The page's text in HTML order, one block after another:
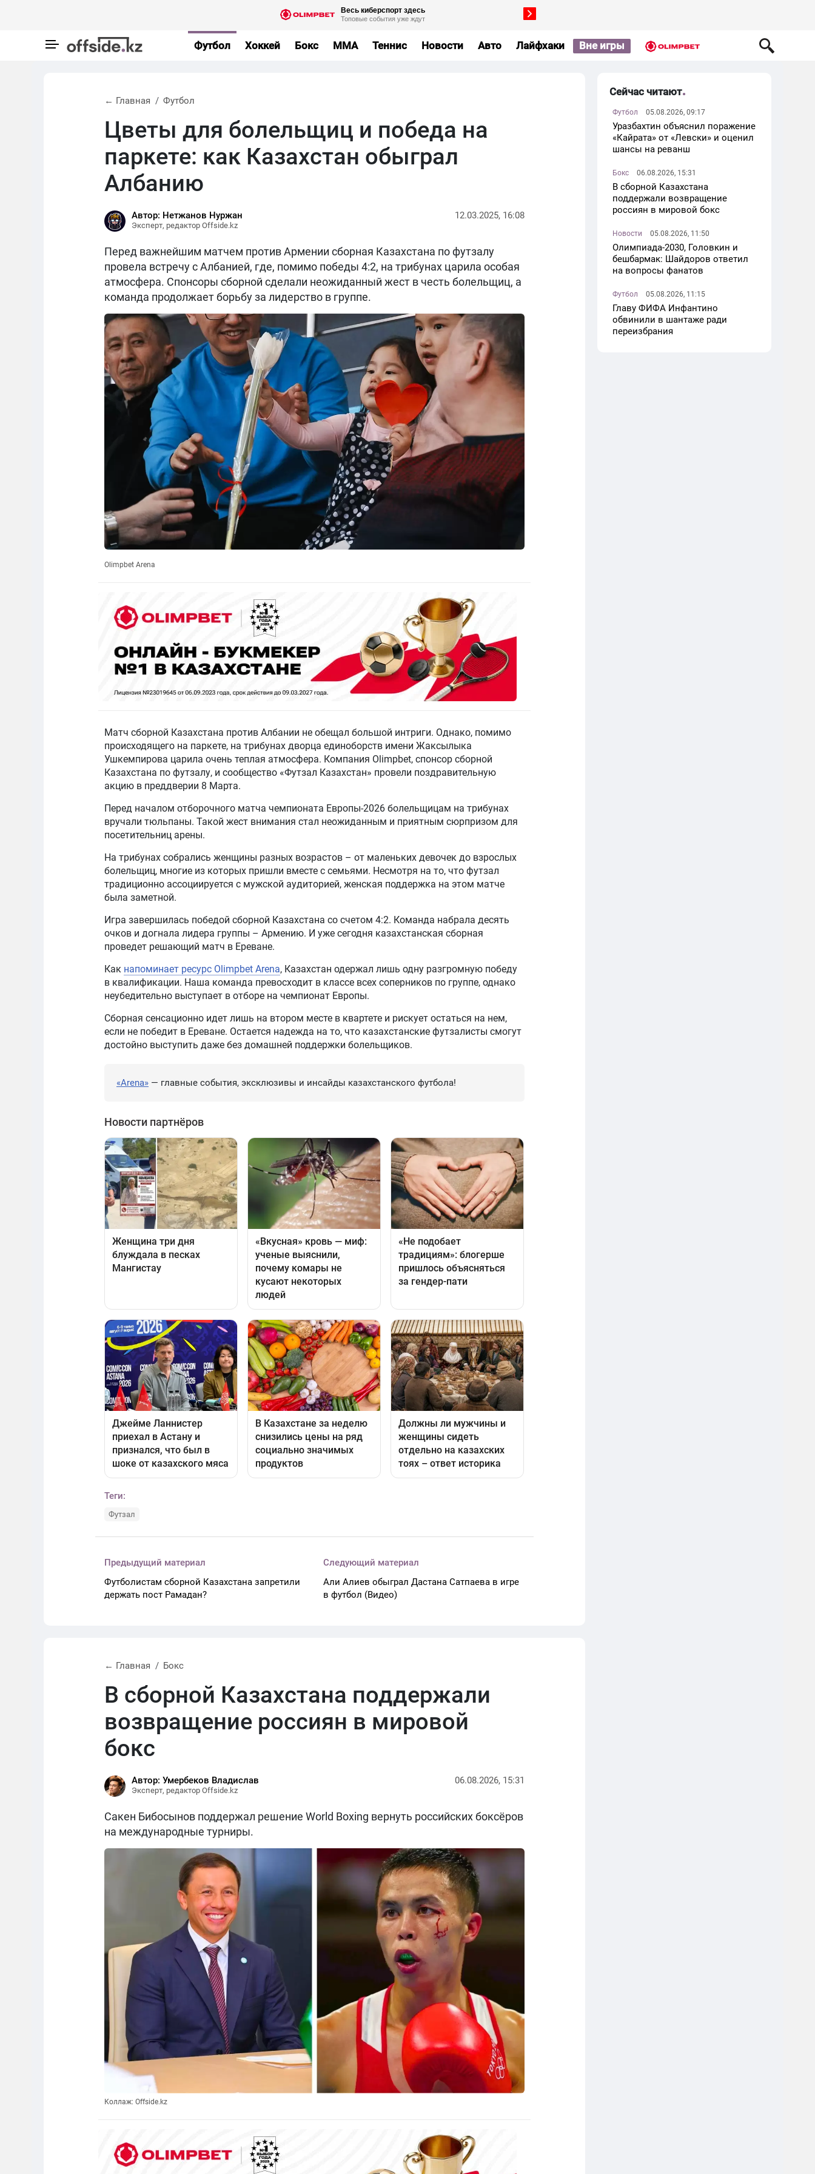
Футбол Хоккей Бокс MMA Теннис Новости Авто Лайфхаки Вне игры
← Главная Футбол
Цветы для болельщиц и победа на
паркете: как Казахстан обыграл
Албанию
Автор: Нетжанов Нуржан
Эксперт, редактор Offside.kz
12.03.2025, 16:08
Перед важнейшим матчем против Армении сборная Казахстана по футзалу
провела встречу с Албанией, где, помимо победы 4:2, на трибунах царила особая
атмосфера. Спонсоры сборной сделали неожиданный жест в честь болельщиц, а
команда продолжает борьбу за лидерство в группе.
Olimpbet Arena
Матч сборной Казахстана против Албании не обещал большой интриги. Однако, помимо
происходящего на паркете, на трибунах дворца единоборств имени Жаксылыка
Ушкемпирова царила очень теплая атмосфера. Компания Olimpbet, спонсор сборной
Казахстана по футзалу, и сообщество «Футзал Казахстан» провели поздравительную
акцию в преддверии 8 Марта.
Перед началом отборочного матча чемпионата Европы-2026 болельщицам на трибунах
вручали тюльпаны. Такой жест внимания стал неожиданным и приятным сюрпризом для
посетительниц арены.
На трибунах собрались женщины разных возрастов – от маленьких девочек до взрослых
болельщиц, многие из которых пришли вместе с семьями. Несмотря на то, что футзал
традиционно ассоциируется с мужской аудиторией, женская поддержка на этом матче
была заметной.
Игра завершилась победой сборной Казахстана со счетом 4:2. Команда набрала десять
очков и догнала лидера группы – Армению. И уже сегодня казахстанская сборная
проведет решающий матч в Ереване.
Как напоминает ресурс Olimpbet Arena, Казахстан одержал лишь одну разгромную победу
в квалификации. Наша команда превосходит в классе всех соперников по группе, однако
неубедительно выступает в отборе на чемпионат Европы.
Сборная сенсационно идет лишь на втором месте в квартете и рискует остаться на нем,
если не победит в Ереване. Остается надежда на то, что казахстанские футзалисты смогут
достойно выступить даже без домашней поддержки болельщиков.
«Arena» — главные события, эксклюзивы и инсайды казахстанского футбола!
Теги:
Футзал
Предыдущий материал
Футболистам сборной Казахстана запретили
держать пост Рамадан?
Следующий материал
Али Алиев обыграл Дастана Сатпаева в игре
в футбол (Видео)
← Главная Бокс
В сборной Казахстана поддержали
возвращение россиян в мировой
бокс
Автор: Умербеков Владислав
Эксперт, редактор Offside.kz
06.08.2026, 15:31
Сакен Бибосынов поддержал решение World Boxing вернуть российских боксёров
на международные турниры.
Коллаж: Offside.kz
Сейчас читают
Футбол 05.08.2026, 09:17
Уразбахтин объяснил поражение
«Кайрата» от «Левски» и оценил
шансы на реванш
Бокс 06.08.2026, 15:31
В сборной Казахстана
поддержали возвращение
россиян в мировой бокс
Новости 05.08.2026, 11:50
Олимпиада-2030, Головкин и
бешбармак: Шайдоров ответил
на вопросы фанатов
Футбол 05.08.2026, 11:15
Главу ФИФА Инфантино
обвинили в шантаже ради
переизбрания